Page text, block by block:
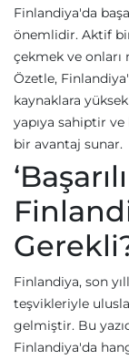
Finlandiya'da
önemlidir. Aktif
çekmek ve
Özetle,
kaynaklara
yapıya sahiptir
bir avantaj sunar.
Finlandiya, son
teşvikleriyle
gelmiştir. Bu
Finlandiya'da